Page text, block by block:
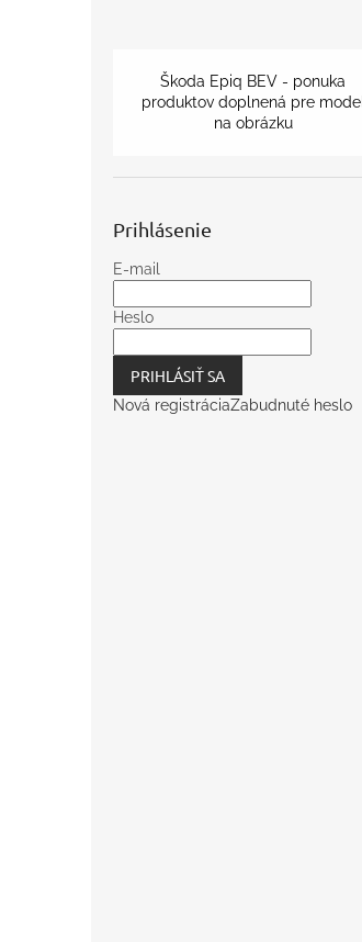
Škoda Epiq BEV - ponuka
produktov doplnená pre model
na obrázku
Prihlásenie
E-mail
Heslo
PRIHLÁSIŤ SA
Nová registráciaZabudnuté heslo